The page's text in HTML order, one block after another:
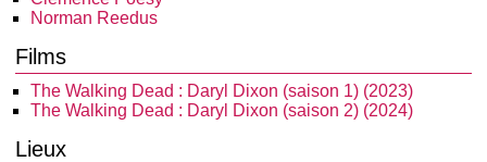
Norman Reedus
Films
The Walking Dead : Daryl Dixon (saison 1) (2023)
The Walking Dead : Daryl Dixon (saison 2) (2024)
Lieux